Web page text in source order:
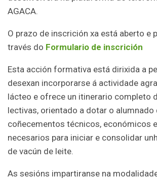
AGACA.
O prazo de inscrición xa está aberto e
través do Formulario de inscrición
Esta acción formativa está dirixida a
desexan incorporarse á actividade
lácteo e ofrece un itinerario completo
lectivas, orientado a dotar o alumnado
coñecementos técnicos, económicos
necesarios para iniciar e consolidar
de vacún de leite.
As sesións impartiranse na